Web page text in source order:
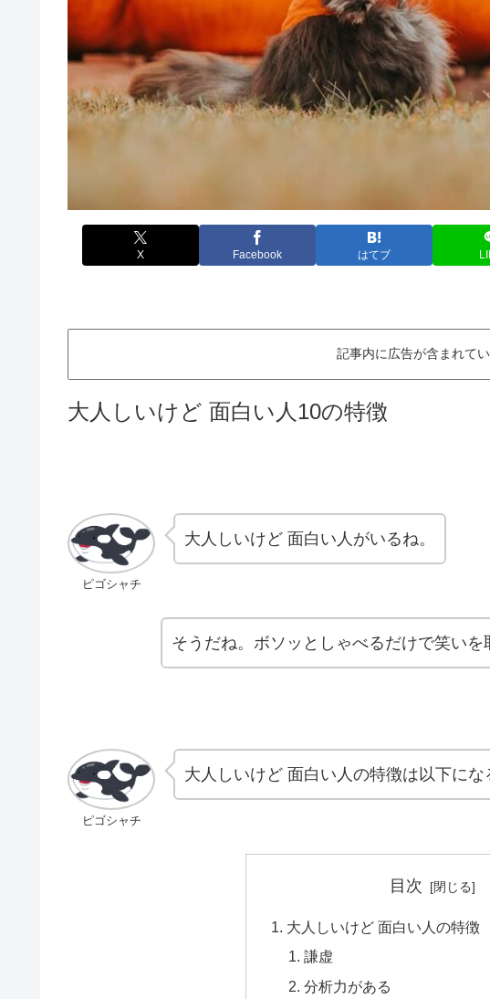
X Facebook はてブ
記事内に広告が含まれてい
大人しいけど 面白い人10の特徴
ピゴシャチ
大人しいけど 面白い人がいるね。
そうだね。ボソッとしゃべるだけで笑いを
ピゴシャチ
大人しいけど 面白い人の特徴は以下にな
目次
大人しいけど 面白い人の特徴
謙虚
分析力がある